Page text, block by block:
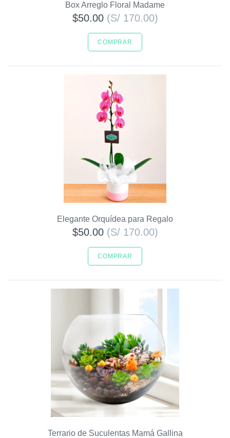
Box Arreglo Floral Madame
$50.00 (S/ 170.00)
COMPRAR
Elegante Orquídea para Regalo
$50.00 (S/ 170.00)
COMPRAR
Terrario de Suculentas Mamá Gallina